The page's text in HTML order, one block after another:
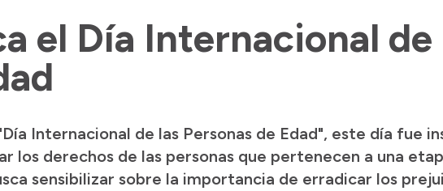
el Día Internacional de
Internacional de las Personas de Edad", este día fue
los derechos de las personas que pertenecen a una
sensibilizar sobre la importancia de erradicar los